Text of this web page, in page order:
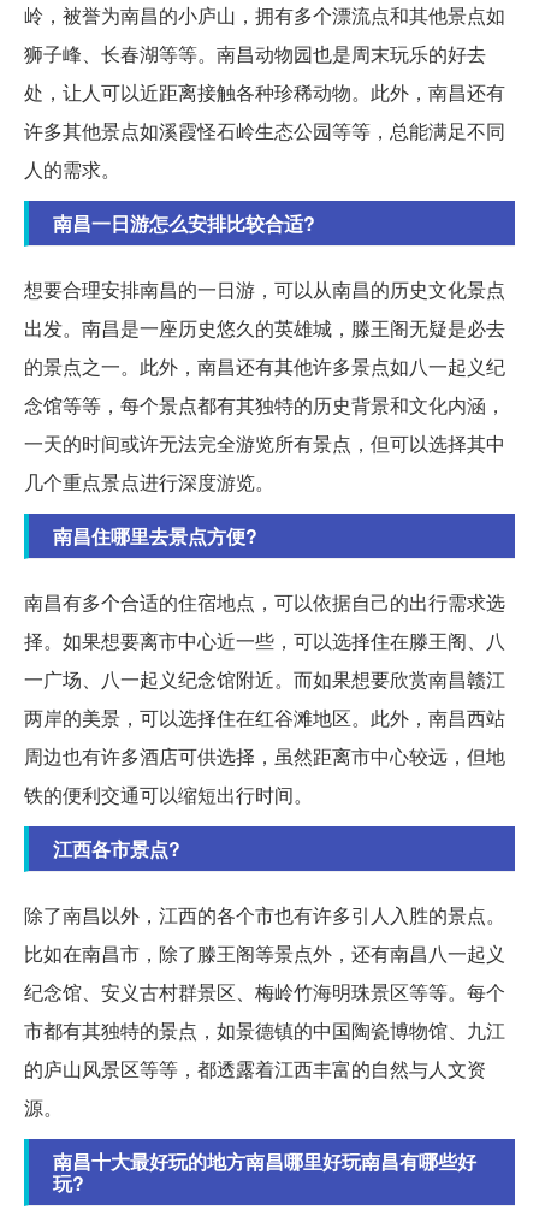
岭，被誉为南昌的小庐山，拥有多个漂流点和其他景点如
狮子峰、长春湖等等。南昌动物园也是周末玩乐的好去
处，让人可以近距离接触各种珍稀动物。此外，南昌还有
许多其他景点如溪霞怪石岭生态公园等等，总能满足不同
人的需求。
南昌一日游怎么安排比较合适?
想要合理安排南昌的一日游，可以从南昌的历史文化景点
出发。南昌是一座历史悠久的英雄城，滕王阁无疑是必去
的景点之一。此外，南昌还有其他许多景点如八一起义纪
念馆等等，每个景点都有其独特的历史背景和文化内涵，
一天的时间或许无法完全游览所有景点，但可以选择其中
几个重点景点进行深度游览。
南昌住哪里去景点方便?
南昌有多个合适的住宿地点，可以依据自己的出行需求选
择。如果想要离市中心近一些，可以选择住在滕王阁、八
一广场、八一起义纪念馆附近。而如果想要欣赏南昌赣江
两岸的美景，可以选择住在红谷滩地区。此外，南昌西站
周边也有许多酒店可供选择，虽然距离市中心较远，但地
铁的便利交通可以缩短出行时间。
江西各市景点?
除了南昌以外，江西的各个市也有许多引人入胜的景点。
比如在南昌市，除了滕王阁等景点外，还有南昌八一起义
纪念馆、安义古村群景区、梅岭竹海明珠景区等等。每个
市都有其独特的景点，如景德镇的中国陶瓷博物馆、九江
的庐山风景区等等，都透露着江西丰富的自然与人文资
源。
南昌十大最好玩的地方南昌哪里好玩南昌有哪些好
玩?